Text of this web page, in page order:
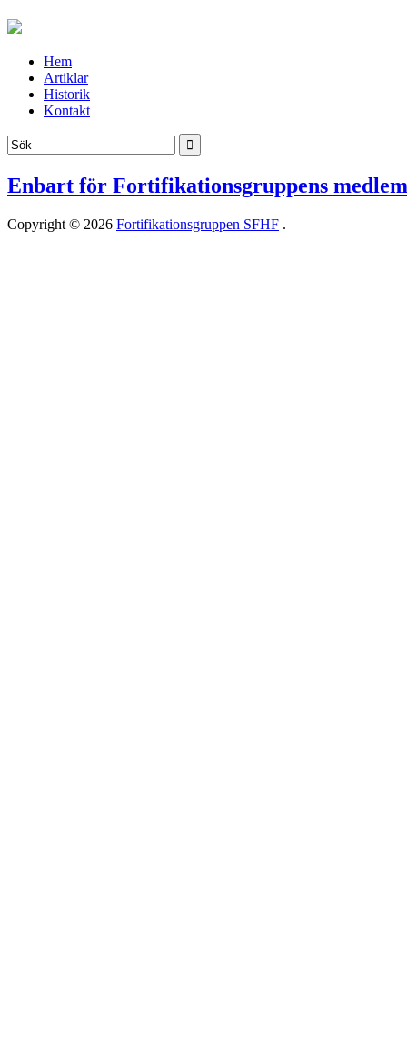
Hem
Artiklar
Historik
Kontakt
Enbart för Fortifikationsgruppens
Copyright © 2026 Fortifikationsgruppen SFHF .